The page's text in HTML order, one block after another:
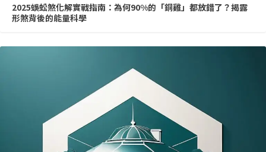
2025蜈蚣煞化解實戰指南：為何90%的「銅雞」都放錯了？揭露
形煞背後的能量科學